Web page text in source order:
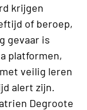
krijgen
of beroep,
gevaar is
platformen,
veilig leren
alert zijn.
Degroote